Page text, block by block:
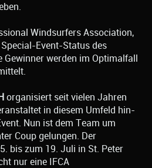
Windsurfers Association,
Event-Status des
Gewinner werden im Optimalfall
organisiert seit vielen Jahren
in diesem Umfeld hin-
Nun ist dem Team um
Coup gelungen. Der
bis zum 19. Juli in St. Peter
nur eine IFCA